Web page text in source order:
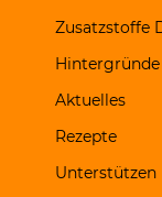
Zusatzstoffe
Hintergründe
Aktuelles
Rezepte
Unterstützen